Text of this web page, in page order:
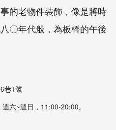
的老物件裝飾，像是將時
〇年代般，為板橋的午後
巷1號
六~週日，11:00-20:00。